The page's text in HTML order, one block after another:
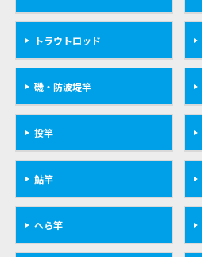
トラウトロッド
磯・防波堤竿
投竿
鮎竿
へら竿